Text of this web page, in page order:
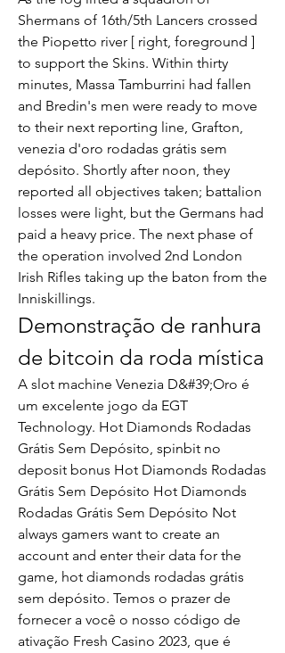
Shermans of 16th/5th Lancers crossed
the Piopetto river [ right, foreground ]
to support the Skins. Within thirty
minutes, Massa Tamburrini had fallen
and Bredin's men were ready to move
to their next reporting line, Grafton,
venezia d'oro rodadas grátis sem
depósito. Shortly after noon, they
reported all objectives taken; battalion
losses were light, but the Germans had
paid a heavy price. The next phase of
the operation involved 2nd London
Irish Rifles taking up the baton from the
Inniskillings.
Demonstração de ranhura
de bitcoin da roda mística
A slot machine Venezia D&#39;Oro é
um excelente jogo da EGT
Technology. Hot Diamonds Rodadas
Grátis Sem Depósito, spinbit no
deposit bonus Hot Diamonds Rodadas
Grátis Sem Depósito Hot Diamonds
Rodadas Grátis Sem Depósito Not
always gamers want to create an
account and enter their data for the
game, hot diamonds rodadas grátis
sem depósito. Temos o prazer de
fornecer a você o nosso código de
ativação Fresh Casino 2023, que é